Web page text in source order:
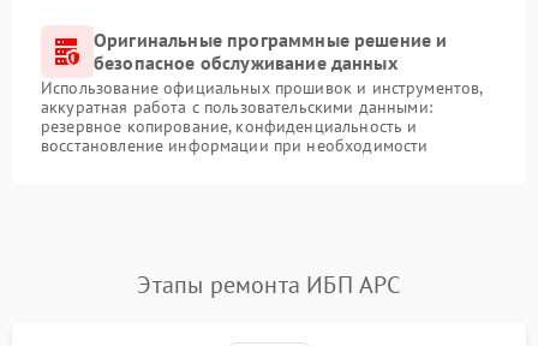
Оригинальные программные решение и
безопасное обслуживание данных
Использование официальных прошивок и инструментов,
аккуратная работа с пользовательскими данными:
резервное копирование, конфиденциальность и
восстановление информации при необходимости
Этапы ремонта ИБП APC